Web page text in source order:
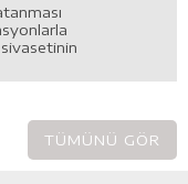
İl Başkanı
koydu.
koşullar,
zorluklar,
TÜMÜNÜ GÖR